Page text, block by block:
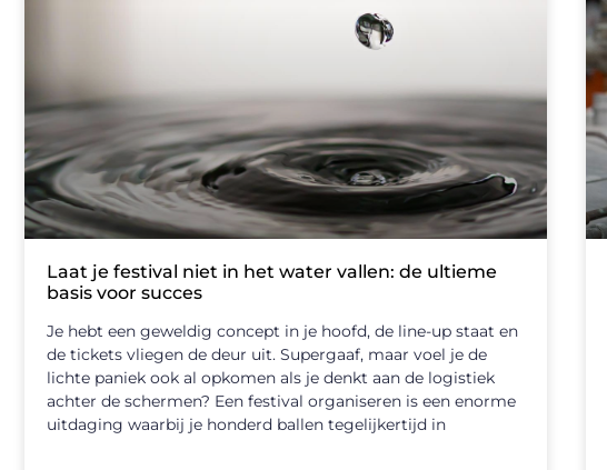
Laat je festival niet in het water vallen: de ultieme
basis voor succes
Je hebt een geweldig concept in je hoofd, de line-up staat en
de tickets vliegen de deur uit. Supergaaf, maar voel je de
lichte paniek ook al opkomen als je denkt aan de logistiek
achter de schermen? Een festival organiseren is een enorme
uitdaging waarbij je honderd ballen tegelijkertijd in